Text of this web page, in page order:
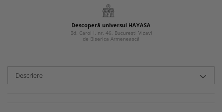
Descoperă universul HAYASA
Bd. Carol I, nr. 46, București Vizavi
de Biserica Armenească
Descriere